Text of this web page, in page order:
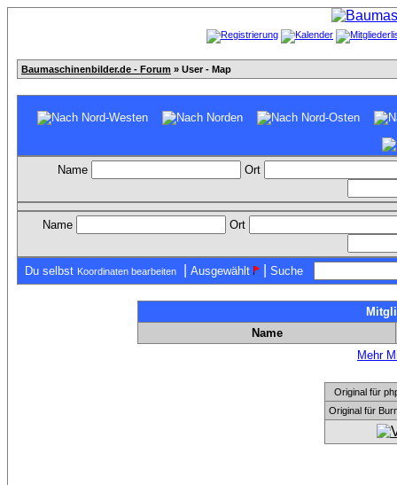
Baumaschinenbilder.de - Forum » User - Map
Name Ort
Name Ort
Du selbst Koordinaten bearbeiten Ausgewählt Suche
Name
Mehr
Original für
Original für